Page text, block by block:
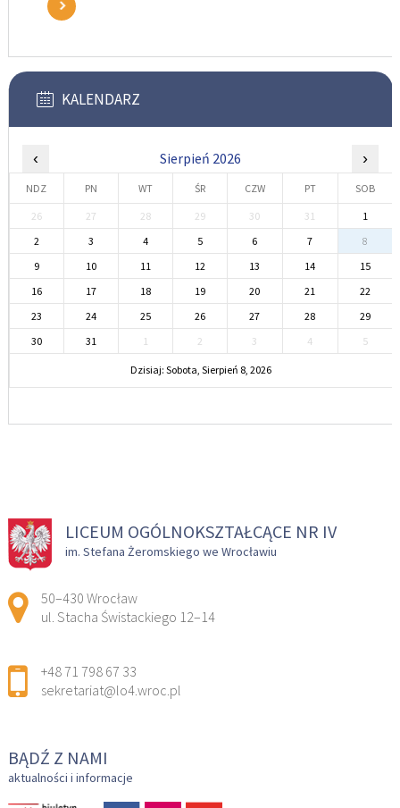
KALENDARZ
‹ Sierpień 2026 ›
NDZ PN WT ŚR CZW PT SOB
26 27 28 29 30 31
1
2
3 4 5 6 7
8
9
10 11 12 13 14
15
16
17 18 19 20 21
22
23
24 25 26 27 28
29
30
31 1 2 3 4 5
Dzisiaj: Sobota, Sierpień 8, 2026
LICEUM OGÓLNOKSZTAŁCĄCE NR IV
im. Stefana Żeromskiego we Wrocławiu
Adres pocztowy:
50–430 Wrocław
ul. Stacha Świstackiego 12–14
+48 71 798 67 33
sekretariat@lo4.wroc.pl
BĄDŹ Z NAMI
aktualności i informacje